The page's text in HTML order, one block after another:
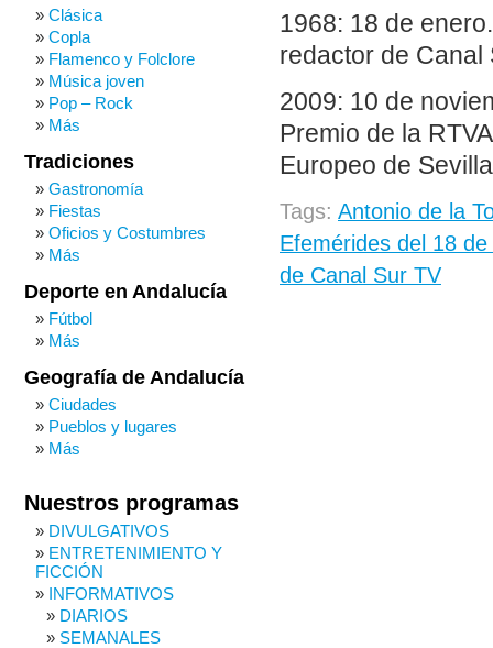
1968: 18 de
redactor de Canal
2009: 10 de
Premio de la
Europeo de
Tags: Antonio de la
Efemérides del 18
de Canal Sur TV
Clásica
Copla
Flamenco y Folclore
Música joven
Pop – Rock
Más
Tradiciones
Gastronomía
Fiestas
Oficios y Costumbres
Más
Deporte en Andalucía
Fútbol
Más
Geografía de Andalucía
Ciudades
Pueblos y lugares
Más
Nuestros programas
DIVULGATIVOS
ENTRETENIMIENTO Y
FICCIÓN
INFORMATIVOS
DIARIOS
SEMANALES